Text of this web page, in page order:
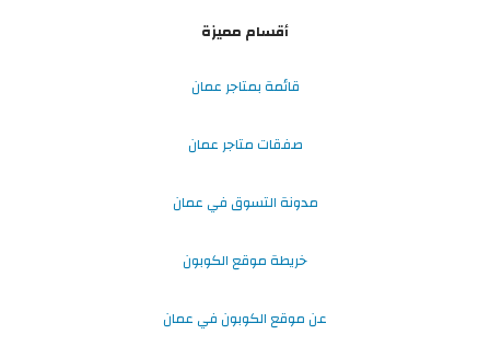
أقسام مميزة
قائمة بمتاجر عمان
صفقات متاجر عمان
مدونة التسوق في عمان
خريطة موقع الكوبون
عن موقع الكوبون في عمان